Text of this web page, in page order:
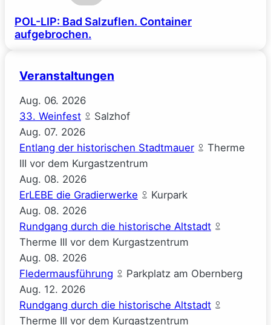
POL-LIP: Bad Salzuflen. Container
aufgebrochen.
Veranstaltungen
Aug. 06. 2026
33. Weinfest
Salzhof
Aug. 07. 2026
Entlang der historischen Stadtmauer
Therme
III vor dem Kurgastzentrum
Aug. 08. 2026
ErLEBE die Gradierwerke
Kurpark
Aug. 08. 2026
Rundgang durch die historische Altstadt
Therme III vor dem Kurgastzentrum
Aug. 08. 2026
Fledermausführung
Parkplatz am Obernberg
Aug. 12. 2026
Rundgang durch die historische Altstadt
Therme III vor dem Kurgastzentrum